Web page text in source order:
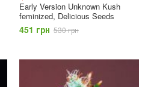
Early Version Unknown Kush
feminized, Delicious Seeds
451 грн 530 грн